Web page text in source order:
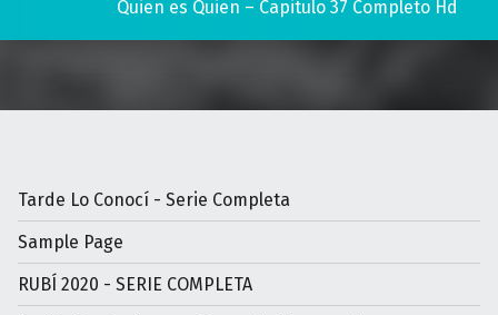
Quien es Quien – Capitulo 37 Completo Hd
Tarde Lo Conocí - Serie Completa
Sample Page
RUBÍ 2020 - SERIE COMPLETA